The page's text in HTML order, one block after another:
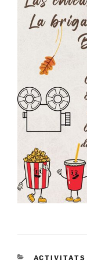
CATEGORÍAS
ACTIVITATS